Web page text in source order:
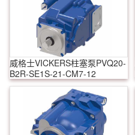
威格士VICKERS柱塞泵PVQ20-
B2R-SE1S-21-CM7-12